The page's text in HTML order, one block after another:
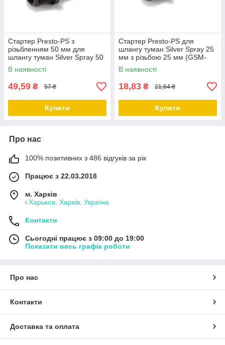
Стартер Presto-PS з
різьбленням 50 мм для
шлангу туман Silver Spray 50
мм, в упаковці - 10 шт. (GSM-
015063)
В наявності
49,59 ₴ 57 ₴
Купити
Стартер Presto-PS для
шлангу туман Silver Spray 25
мм з різьбою 25 мм (GSM-
012532)
В наявності
18,83 ₴ 21,64 ₴
Купити
Про нас
100% позитивних з 486 відгуків за рік
Працює з 22.03.2018
м. Харків
г.Харьков, Харків, Україна
Контакти
Сьогодні працює з 09:00 до 19:00
Показати весь графік роботи
Про нас
Контакти
Доставка та оплата